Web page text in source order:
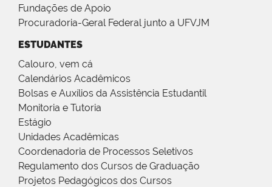
Fundações de Apoio
Procuradoria-Geral Federal junto a UFVJM
ESTUDANTES
Calouro, vem cá
Calendários Acadêmicos
Bolsas e Auxílios da Assistência Estudantil
Monitoria e Tutoria
Estágio
Unidades Acadêmicas
Coordenadoria de Processos Seletivos
Regulamento dos Cursos de Graduação
Projetos Pedagógicos dos Cursos